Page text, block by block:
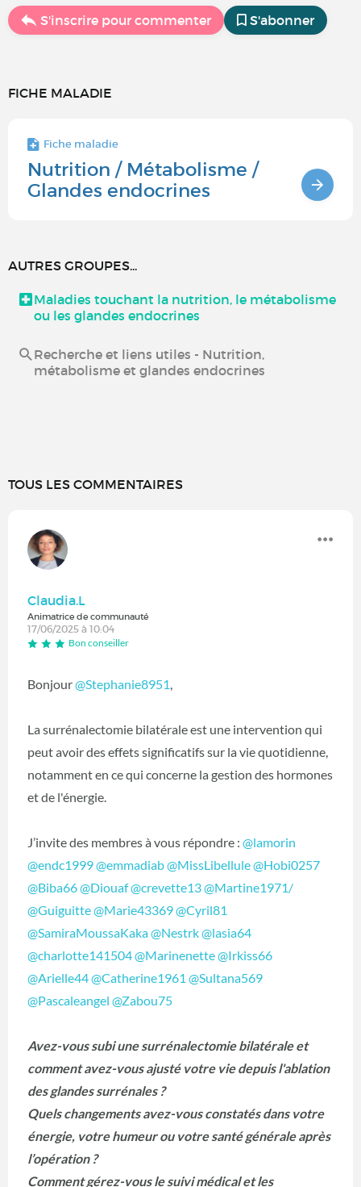
S'inscrire pour commenter S'abonner
FICHE MALADIE
Fiche maladie
Nutrition / Métabolisme /
Glandes endocrines
AUTRES GROUPES...
Maladies touchant la nutrition, le métabolisme
ou les glandes endocrines
Recherche et liens utiles - Nutrition,
métabolisme et glandes endocrines
TOUS LES COMMENTAIRES
Claudia.L
Animatrice de communauté
17/06/2025 à 10:04
Bon conseiller
Bonjour@Stephanie8951
La surrénalectomie bilatérale est une intervention qui
peut avoir des effets significatifs sur la vie quotidienne,
notamment en ce qui concerne la gestion des hormones
et de l'énergie.
J’invite des membres à vous répondre : @lamorin
@endc1999@emmadiab@MissLibellule@Hobi0257
@Biba66@Diouaf@crevette13@Martine1971/
@Guiguitte@Marie43369@Cyril81
@SamiraMoussaKaka@Nestrk@lasia64
@charlotte141504@Marinenette@Irkiss66
@Arielle44@Catherine1961 @Sultana569
@Pascaleangel @Zabou75
Avez-vous subi une surrénalectomie bilatérale et
comment avez-vous ajusté votre vie depuis l'ablation
des glandes surrénales ?
Quels changements avez-vous constatés dans votre
énergie, votre humeur ou votre santé générale après
l’opération ?
Comment gérez-vous le suivi médical et les